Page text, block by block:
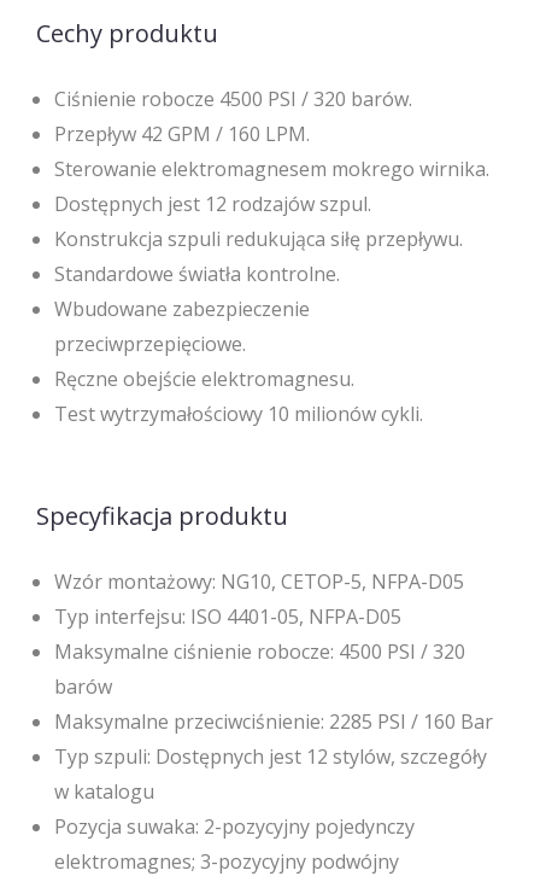
Cechy produktu
Ciśnienie robocze 4500 PSI / 320 barów.
Przepływ 42 GPM / 160 LPM.
Sterowanie elektromagnesem mokrego wirnika.
Dostępnych jest 12 rodzajów szpul.
Konstrukcja szpuli redukująca siłę przepływu.
Standardowe światła kontrolne.
Wbudowane zabezpieczenie
przeciwprzepięciowe.
Ręczne obejście elektromagnesu.
Test wytrzymałościowy 10 milionów cykli.
Specyfikacja produktu
Wzór montażowy: NG10, CETOP-5, NFPA-D05
Typ interfejsu: ISO 4401-05, NFPA-D05
Maksymalne ciśnienie robocze: 4500 PSI / 320
barów
Maksymalne przeciwciśnienie: 2285 PSI / 160 Bar
Typ szpuli: Dostępnych jest 12 stylów, szczegóły
w katalogu
Pozycja suwaka: 2-pozycyjny pojedynczy
elektromagnes; 3-pozycyjny podwójny